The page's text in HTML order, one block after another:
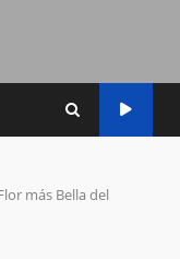
más Bella del